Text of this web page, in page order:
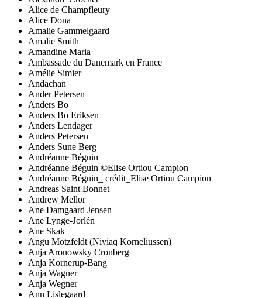
Alice de Champfleury
Alice Dona
Amalie Gammelgaard
Amalie Smith
Amandine Maria
Ambassade du Danemark en France
Amélie Simier
Andachan
Ander Petersen
Anders Bo
Anders Bo Eriksen
Anders Lendager
Anders Petersen
Anders Sune Berg
Andréanne Béguin
Andréanne Béguin ©Elise Ortiou Campion
Andréanne Béguin_ crédit_Elise Ortiou Campion
Andreas Saint Bonnet
Andrew Mellor
Ane Damgaard Jensen
Ane Lynge-Jorlén
Ane Skak
Angu Motzfeldt (Niviaq Korneliussen)
Anja Aronowsky Cronberg
Anja Kornerup-Bang
Anja Wagner
Anja Wegner
Ann Lislegaard